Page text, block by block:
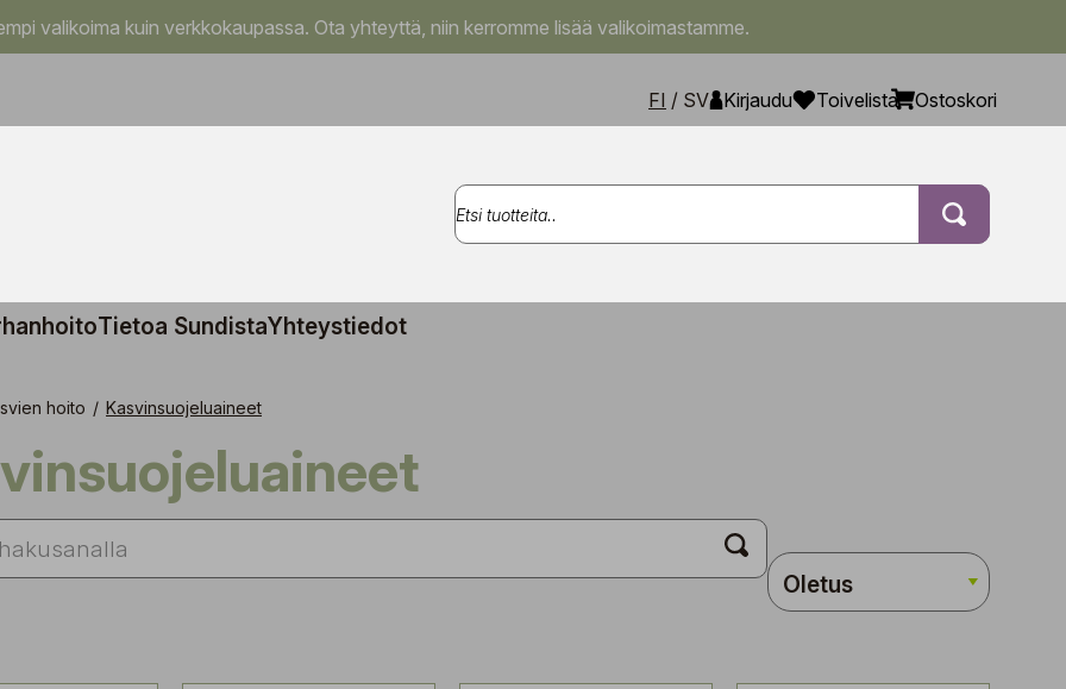
valikoima kuin verkkokaupassa. Ota yhteyttä, niin kerromme lisää valikoimastamme.
FI / SV Kirjaudu Toivelista Ostoskori
Tietoa SundistaYhteystiedot
hoito / Kasvinsuojeluaineet